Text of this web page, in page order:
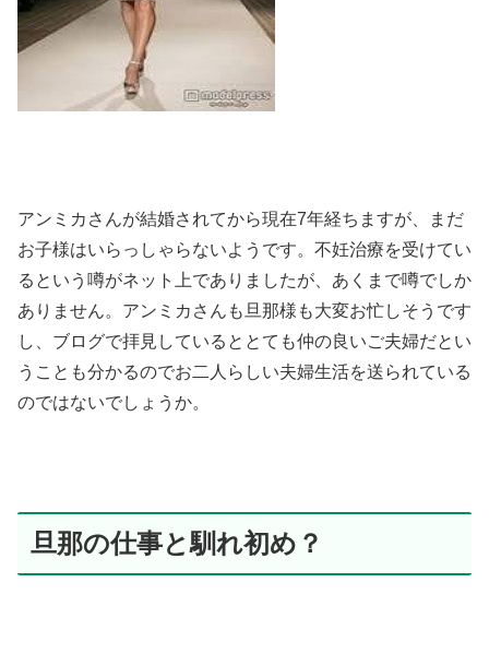
アンミカさんが結婚されてから現在7年経ちますが、まだ
お子様はいらっしゃらないようです。不妊治療を受けてい
るという噂がネット上でありましたが、あくまで噂でしか
ありません。アンミカさんも旦那様も大変お忙しそうです
し、ブログで拝見しているととても仲の良いご夫婦だとい
うことも分かるのでお二人らしい夫婦生活を送られている
のではないでしょうか。
旦那の仕事と馴れ初め？